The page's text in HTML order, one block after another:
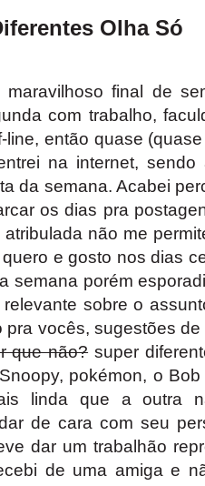
Olha Só
maravilhoso final de
com trabalho,
line, então quase
na internet,
da semana. Acabei
os dias pra
não me
e gosto nos dias
semana porém
sobre o
pra vocês, sugestões
que não?super
pokémon, o
linda que a outra
de cara com seu
dar um trabalhão
de uma amiga e